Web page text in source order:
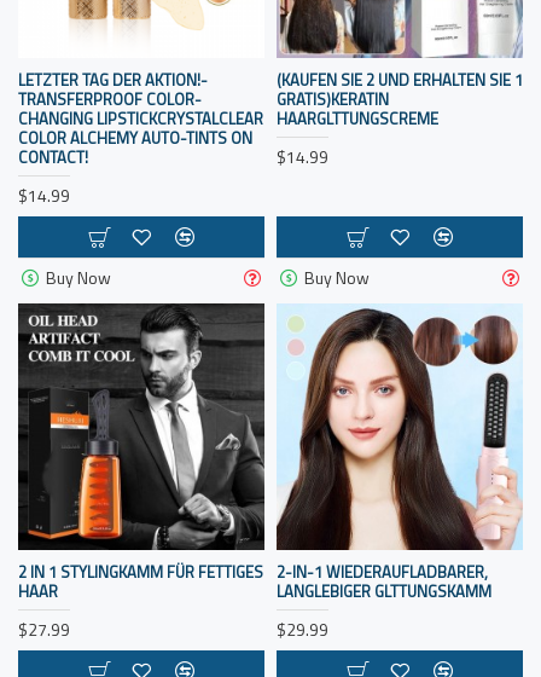
LETZTER TAG DER AKTION!-
TRANSFERPROOF COLOR-
CHANGING LIPSTICKCRYSTALCLEAR
COLOR ALCHEMY AUTO-TINTS ON
CONTACT!
$14.99
Buy Now
(KAUFEN SIE 2 UND ERHALTEN SIE 1
GRATIS)KERATIN
HAARGLTTUNGSCREME
$14.99
Buy Now
2 IN 1 STYLINGKAMM FÜR FETTIGES
HAAR
$27.99
2-IN-1 WIEDERAUFLADBARER,
LANGLEBIGER GLTTUNGSKAMM
$29.99